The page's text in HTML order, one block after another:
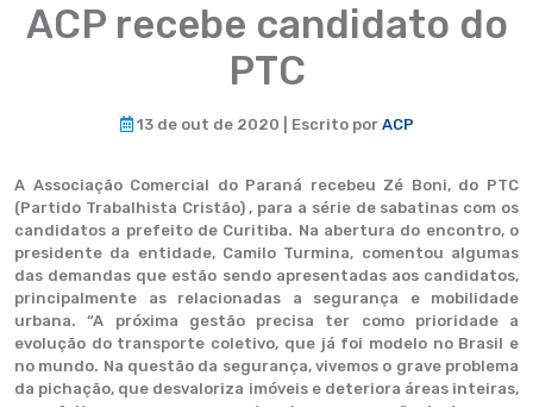
ACP recebe candidato do
PTC
13 de out de 2020 | Escrito por ACP
A Associação Comercial do Paraná recebeu Zé Boni, do PTC
(Partido Trabalhista Cristão) , para a série de sabatinas com os
candidatos a prefeito de Curitiba. Na abertura do encontro, o
presidente da entidade, Camilo Turmina, comentou algumas
das demandas que estão sendo apresentadas aos candidatos,
principalmente as relacionadas a segurança e mobilidade
urbana. “A próxima gestão precisa ter como prioridade a
evolução do transporte coletivo, que já foi modelo no Brasil e
no mundo. Na questão da segurança, vivemos o grave problema
da pichação, que desvaloriza imóveis e deteriora áreas inteiras,